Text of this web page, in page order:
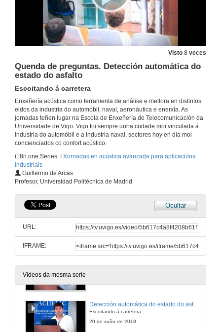
Visto 8 veces
Quenda de preguntas. Detección automática do
estado do asfalto
Escoitando á carretera
Enxeñería acústica como ferramenta de análise e mellora en distintos
eidos da industria do automóbil, naval, aeronáutica e enerxía. As
jornadas teñen lugar na Escola de Enxeñería de Telecomunicación da
Universidade de Vigo. Vigo foi sempre unha cudade moi vinculada á
industria do automóbil e a industria naval, sectores hoy en día moi
concienciados co confort acústico.
i18n.one.Series:
I Xornadas en acústica avanzada para aplicacións
industriais
Guillermo de Arcas
Profesor, Universidad Politécnica de Madrid
Ocultar
URL:
IFRAME:
Vídeos da mesma serie
Acoustic camera
19 de xuño de 2018
Quenda de preguntas. Visualización 3D
Acoustic camera
20 de xuño de 2018
Monitorización acústica de centrais hidroeléctricas
20 de xuño de 2018
20 de xuño de 2018
Creación dunha base de datos de ruido submarino
Detección automática do estado do asfalto
Escoitando á carretera
20 de xuño de 2018